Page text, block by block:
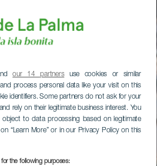
our 14 partnersuse cookies or similar
process personal data like your visit on this
identifiers. Some partners do not ask for your
rely on their legitimate business interest. You
to data processing based on legitimate
“Learn More” or in our Privacy Policy on this
the following purposes: